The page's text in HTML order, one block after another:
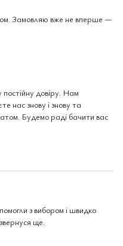
Замовляю вже не вперше —
довіру. Нам
нас знову і знову та
Будемо раді бачити вас
з вибором і швидко
ще.